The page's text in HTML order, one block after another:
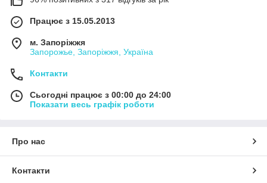
Працює з 15.05.2013
м. Запоріжжя
Запорожье, Запоріжжя, Україна
Контакти
Сьогодні працює з 00:00 до 24:00
Показати весь графік роботи
Про нас
Контакти